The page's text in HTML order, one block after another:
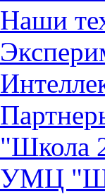
Наши
"Школа
УМЦ